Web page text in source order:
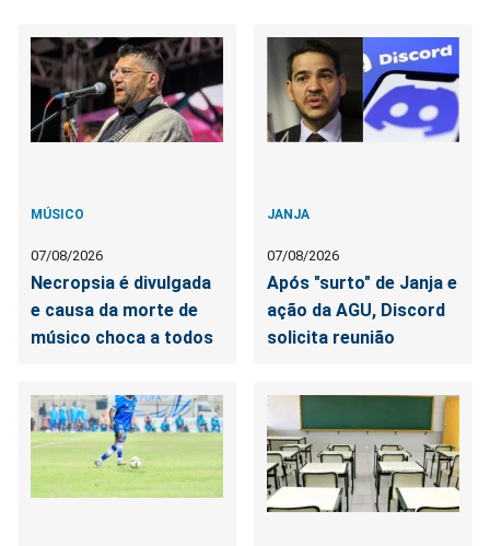
MÚSICO
07/08/2026
Necropsia é divulgada
e causa da morte de
músico choca a todos
JANJA
07/08/2026
Após "surto" de Janja e
ação da AGU, Discord
solicita reunião